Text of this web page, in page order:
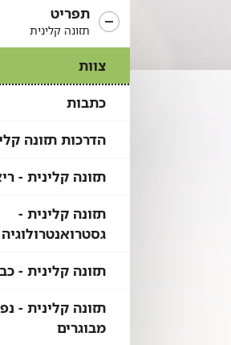
תפריט
תזונה קלינית
צוות
כתבות
הדרכות תזונה
תזונה קלינית -
תזונה קלינית -
תזונה קלינית -
תזונה קלינית -
מבוגרים